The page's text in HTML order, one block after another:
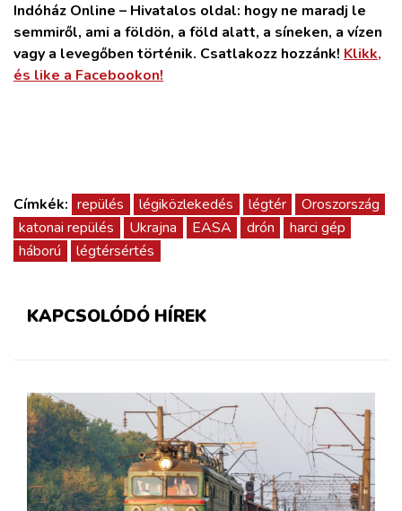
Indóház Online – Hivatalos oldal: hogy ne maradj le
semmiről, ami a földön, a föld alatt, a síneken, a vízen
vagy a levegőben történik. Csatlakozz hozzánk! Klikk,
és like a Facebookon!
Címkék: repülés légiközlekedés légtér
Oroszország
katonai repülés
Ukrajna EASA drón
harci gép
háború
légtérsértés
KAPCSOLÓDÓ HÍREK